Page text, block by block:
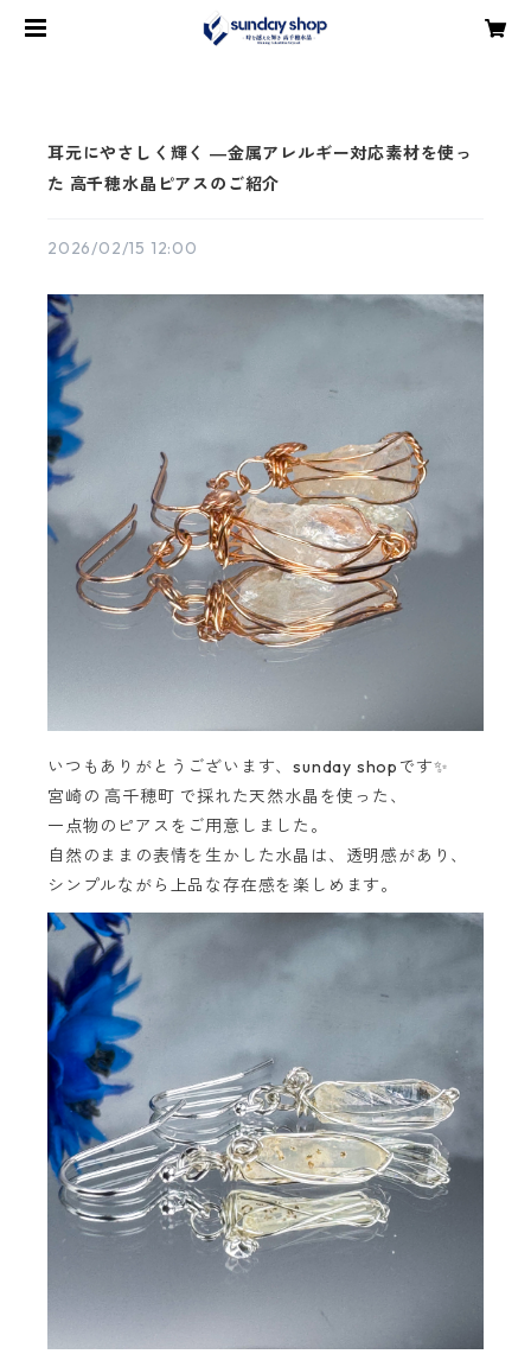
耳元にやさしく輝く ―金属アレルギー対応素材を使っ
た 高千穂水晶ピアスのご紹介
2026/02/15 12:00
いつもありがとうございます、sunday shopです✨
宮崎の 高千穂町 で採れた天然水晶を使った、
一点物のピアスをご用意しました。
自然のままの表情を生かした水晶は、透明感があり、
シンプルながら上品な存在感を楽しめます。